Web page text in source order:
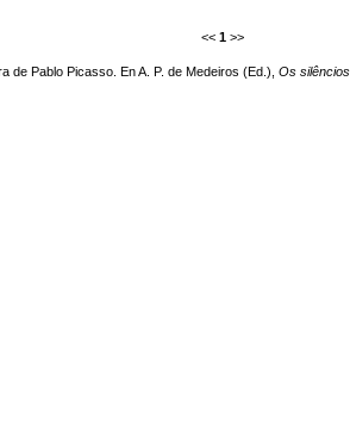
<< 1 >>
Pablo Picasso. En A. P. de Medeiros (Ed.), Os